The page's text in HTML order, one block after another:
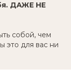
ДАЖЕ НЕ
собой, чем
это для вас ни